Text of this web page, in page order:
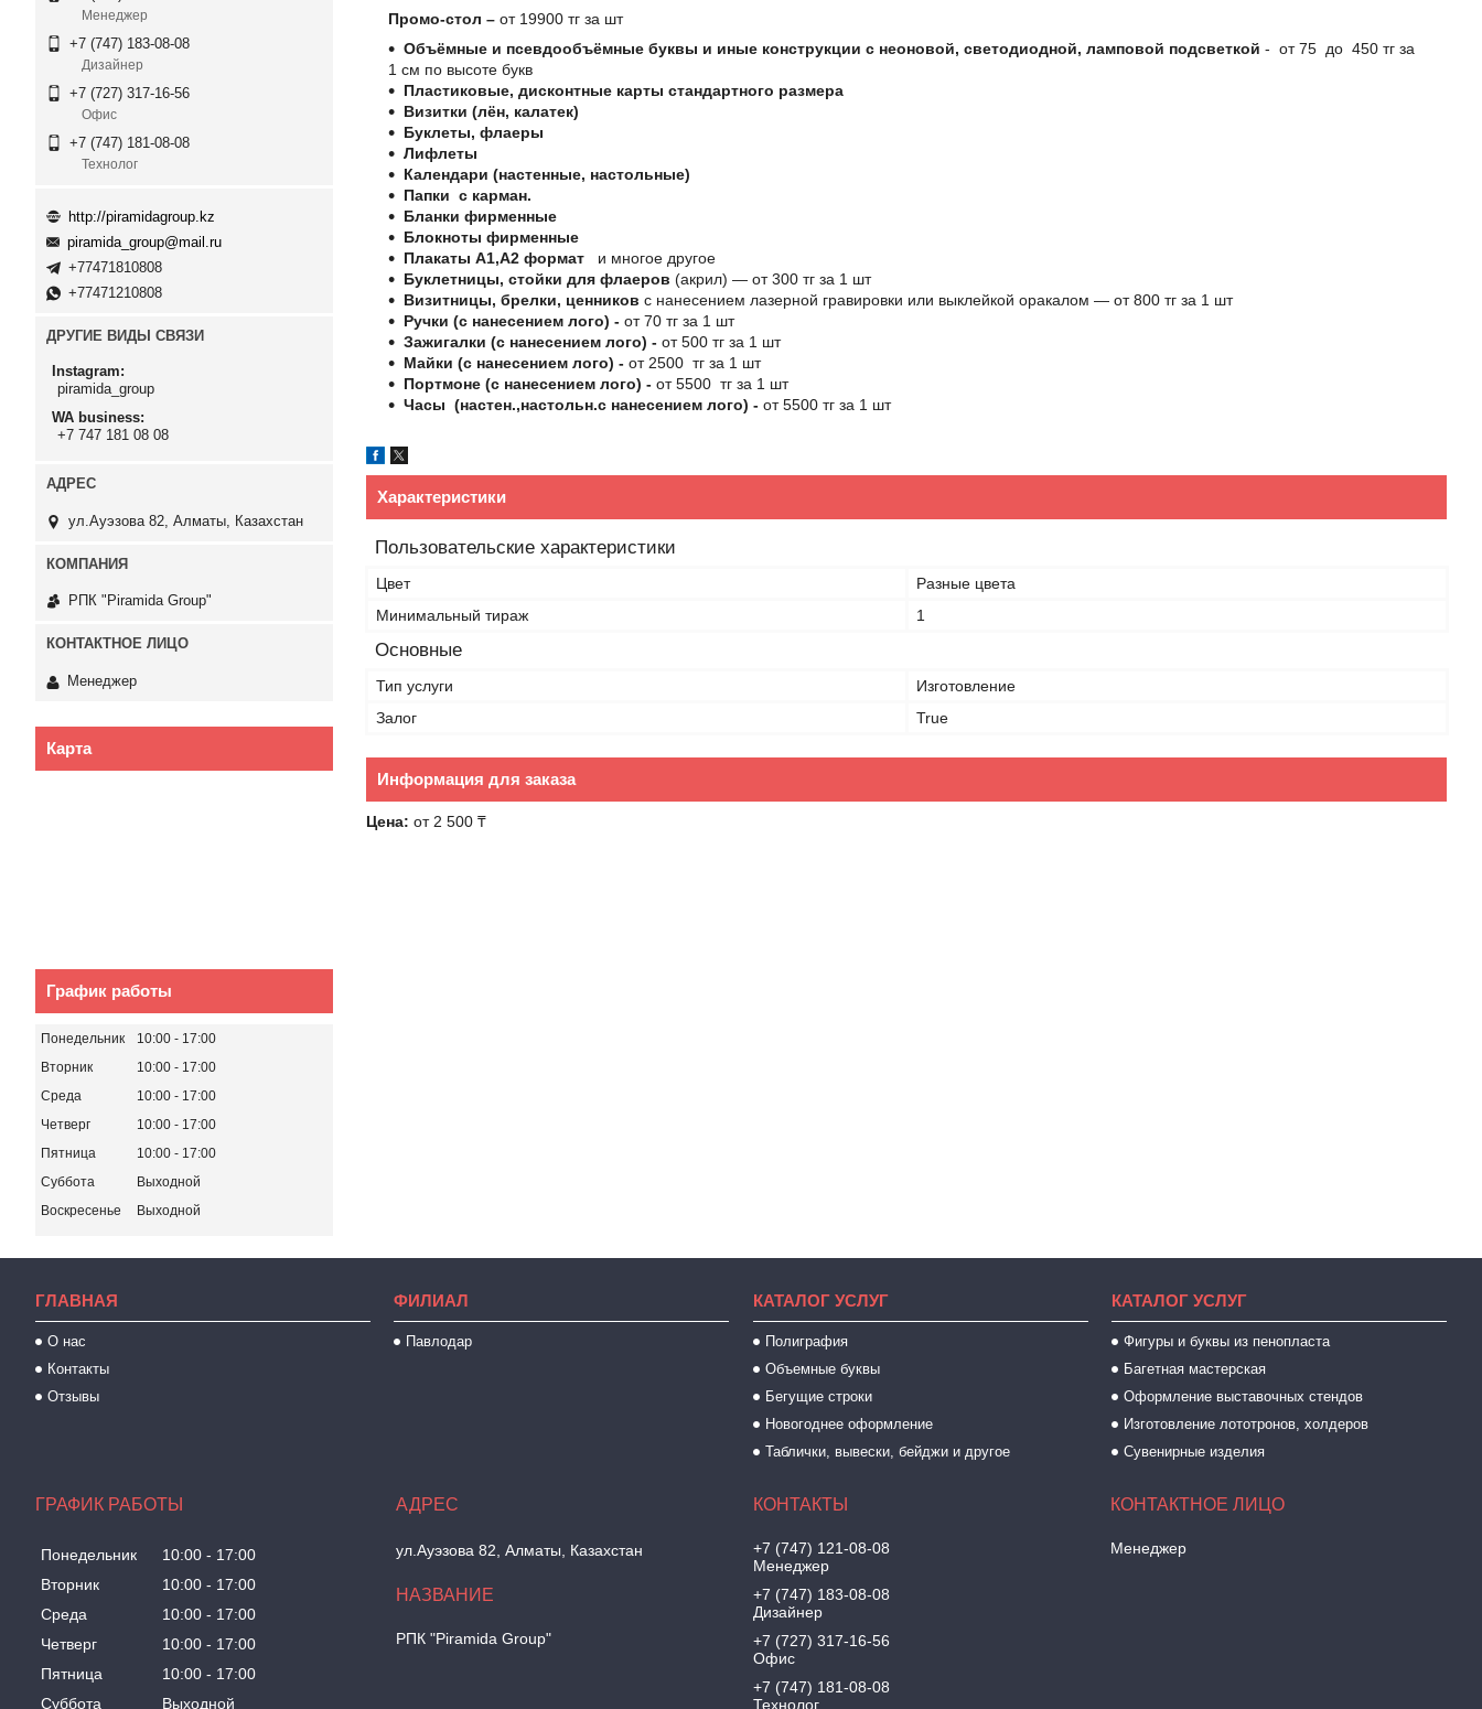
Промо-стол – от 19900 тг за шт
Объёмные и псевдообъёмные буквы и иные конструкции с неоновой, светодиодной, ламповой подсветкой - от 75 до 450 тг за
1 см по высоте букв
Пластиковые, дисконтные карты стандартного размера
Визитки (лён, калатек)
Буклеты, флаеры
Лифлеты
Календари (настенные, настольные)
Папки с карман.
Бланки фирменные
Блокноты фирменные
Плакаты А1,А2 формат и многое другое
Буклетницы, стойки для флаеров (акрил) ― от 300 тг за 1 шт
Визитницы, брелки, ценников с нанесением лазерной гравировки или выклейкой оракалом ― от 800 тг за 1 шт
Ручки (с нанесением лого) - от 70 тг за 1 шт
Зажигалки (с нанесением лого) - от 500 тг за 1 шт
Майки (с нанесением лого) - от 2500 тг за 1 шт
Портмоне (с нанесением лого) - от 5500 тг за 1 шт
Часы (настен.,настольн.с нанесением лого) - от 5500 тг за 1 шт
Характеристики
Пользовательские характеристики
Цвет
Разные цвета
Минимальный тираж
1
Основные
Тип услуги
Изготовление
Залог
True
Информация для заказа
Цена: от 2 500 ₸
Менеджер
+7 (747) 183-08-08
Дизайнер
+7 (727) 317-16-56
Офис
+7 (747) 181-08-08
Технолог
http://piramidagroup.kz
piramida_group@mail.ru
+77471810808
+77471210808
ДРУГИЕ ВИДЫ СВЯЗИ
Instagram
piramida_group
WA business
+7 747 181 08 08
ул.Ауэзова 82, Алматы, Казахстан
РПК "Piramida Group"
Менеджер
Карта
График работы
Понедельник 10:00
17:00
Вторник
10:00
17:00
Среда
10:00
17:00
Четверг
10:00
17:00
Пятница
10:00
17:00
Суббота
Выходной
Воскресенье
Выходной
ГЛАВНАЯ
О нас
Контакты
Отзывы
ФИЛИАЛ
Павлодар
КАТАЛОГ УСЛУГ
Полиграфия
Объемные буквы
Бегущие строки
Новогоднее оформление
Таблички, вывески, бейджи и другое
КАТАЛОГ УСЛУГ
Фигуры и буквы из пенопласта
Багетная мастерская
Оформление выставочных стендов
Изготовление лототронов, холдеров
Сувенирные изделия
ГРАФИК РАБОТЫ
Понедельник 10:00
17:00
Вторник
10:00
17:00
Среда
10:00
17:00
Четверг
10:00
17:00
Пятница
10:00
17:00
Суббота
Выходной
ул.Ауэзова 82, Алматы, Казахстан
РПК "Piramida Group"
+7 (747) 121-08-08
Менеджер
+7 (747) 183-08-08
Дизайнер
+7 (727) 317-16-56
Офис
+7 (747) 181-08-08
Технолог
Менеджер